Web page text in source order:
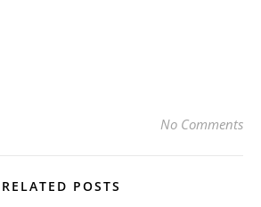
No Comments
RELATED POSTS